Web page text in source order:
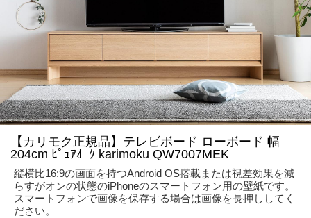
【カリモク正規品】テレビボード ローボード 幅
204cm ﾋﾟｭｱｵｰｸ karimoku QW7007MEK
縦横比16:9の画面を持つAndroid OS搭載または視差効果を減
らすがオンの状態のiPhoneのスマートフォン用の壁紙です。
スマートフォンで画像を保存する場合は画像を長押ししてく
ださい。